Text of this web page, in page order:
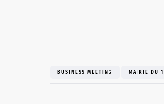
BUSINESS MEETING MAIRIE DU